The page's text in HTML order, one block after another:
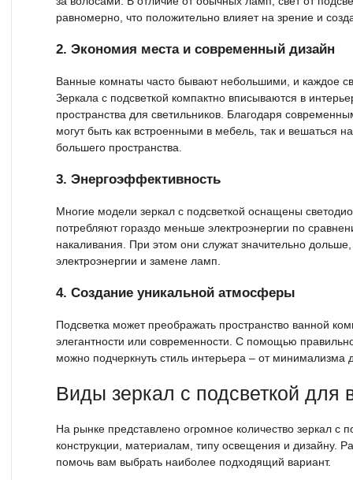
равномерно, что положительно влияет на зрение и
2. Экономия места и современный дизайн
Ванные комнаты часто бывают небольшими, и каждое
Зеркала с подсветкой компактно вписываются в
пространства для светильников. Благодаря
могут быть как встроенными в мебель, так и вешаться
большего пространства.
3. Энергоэффективность
Многие модели зеркал с подсветкой оснащены
потребляют гораздо меньше электроэнергии по
накаливания. При этом они служат значительно
электроэнергии и замене ламп.
4. Создание уникальной атмосферы
Подсветка может преображать пространство ванной
элегантности или современности. С помощью
можно подчеркнуть стиль интерьера – от минимализма
Виды зеркал с подсветкой для
На рынке представлено огромное количество зеркал с
конструкции, материалам, типу освещения и дизайну.
помочь вам выбрать наиболее подходящий вариант.